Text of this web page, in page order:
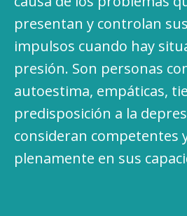
presentan y controlan
impulsos cuando hay
presión. Son personas
autoestima, empáticas,
predisposición a la
consideran competentes
plenamente en sus